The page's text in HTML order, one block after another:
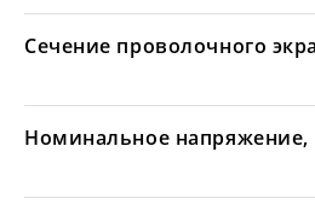
Сечение проволочного
Номинальное напряжение,